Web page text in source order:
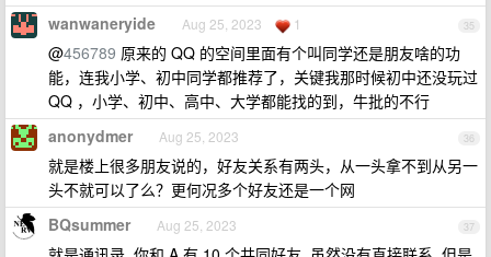
35
wanwaneryide Aug 25, 2023 1
@456789 原来的 QQ 的空间里面有个叫同学还是朋友啥的功
能，连我小学、初中同学都推荐了，关键我那时候初中还没玩过
QQ ，小学、初中、高中、大学都能找的到，牛批的不行
36
anonydmer Aug 25, 2023
就是楼上很多朋友说的，好友关系有两头，从一头拿不到从另一
头不就可以了么？更何况多个好友还是一个网
37
BQsummer Aug 25, 2023